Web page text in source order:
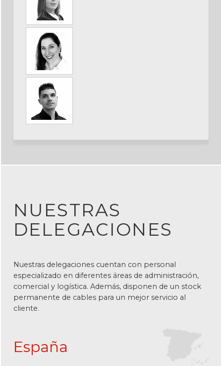
NUESTRAS
DELEGACIONES
Nuestras delegaciones cuentan con personal
especializado en diferentes áreas de administración,
comercial y logística. Además, disponen de un stock
permanente de cables para un mejor servicio al
cliente.
España